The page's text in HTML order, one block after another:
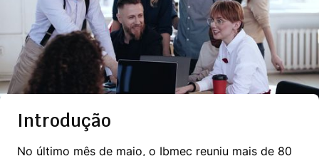
Introdução
No último mês de maio, o Ibmec reuniu mais de 80